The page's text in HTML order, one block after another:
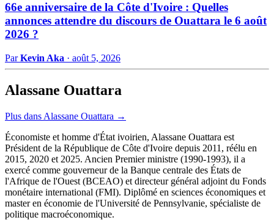
66e anniversaire de la Côte d'Ivoire : Quelles
annonces attendre du discours de Ouattara le 6 août
2026 ?
ParKevin Aka · août 5, 2026
Alassane Ouattara
Plus dans Alassane Ouattara →
Économiste et homme d'État ivoirien, Alassane Ouattara est
Président de la République de Côte d'Ivoire depuis 2011, réélu en
2015, 2020 et 2025. Ancien Premier ministre (1990-1993), il a
exercé comme gouverneur de la Banque centrale des États de
l'Afrique de l'Ouest (BCEAO) et directeur général adjoint du Fonds
monétaire international (FMI). Diplômé en sciences économiques et
master en économie de l'Université de Pennsylvanie, spécialiste de
politique macroéconomique.